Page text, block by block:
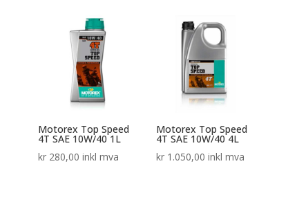
Motorex Top Speed
4T SAE 10W/40 1L
kr280,00 inkl mva
Motorex Top Speed
4T SAE 10W/40 4L
kr 1.050,00 inkl mva